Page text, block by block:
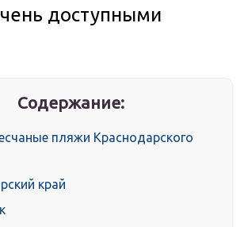
доступными
Содержание:
пляжи Краснодарского
край